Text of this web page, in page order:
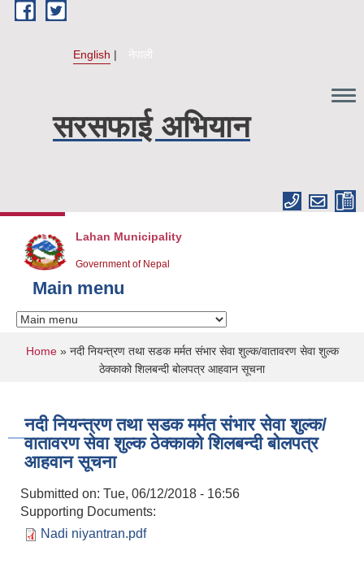
Skip to main content
English नेपाली
सरसफाई अभियान
Lahan Municipality
Government of Nepal
Main menu
You are here
Home» नदी नियन्त्रण तथा सडक मर्मत संभार सेवा शुल्क/वातावरण सेवा शुल्क
ठेक्काको शिलबन्दी बोलपत्र आहवान सूचना
नदी नियन्त्रण तथा सडक मर्मत संभार सेवा शुल्क/
वातावरण सेवा शुल्क ठेक्काको शिलबन्दी बोलपत्र
आहवान सूचना
Submitted on: Tue, 06/12/2018 - 16:56
Supporting Documents:
Nadi niyantran.pdf